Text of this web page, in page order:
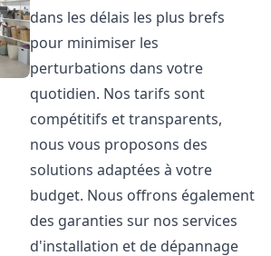
dans les délais les plus brefs
pour minimiser les
perturbations dans votre
quotidien. Nos tarifs sont
compétitifs et transparents,
nous vous proposons des
solutions adaptées à votre
budget. Nous offrons également
des garanties sur nos services
d'installation et de dépannage